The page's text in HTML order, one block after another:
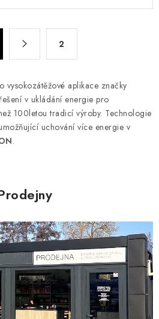
2
vysokozátěžové aplikace značky
v ukládání energie pro
100letou tradicí výroby. Technologie
uchování více energie v
.